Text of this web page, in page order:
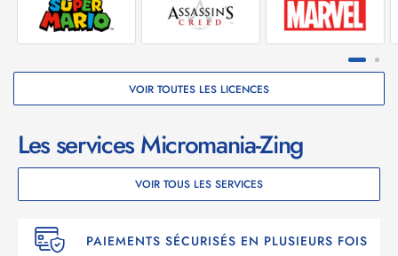
VOIR TOUTES LES LICENCES
Les services Micromania-Zing
VOIR TOUS LES SERVICES
PAIEMENTS SÉCURISÉS EN PLUSIEURS FOIS